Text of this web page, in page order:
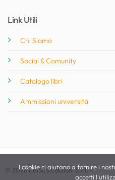
Link Utili
Chi Siamo
Social & Comunity
Catalogo libri
Ammissioni università
© 2026 EdiSES Edizioni S.r.l. -
I cookie ci aiutano a fornire i
accetti